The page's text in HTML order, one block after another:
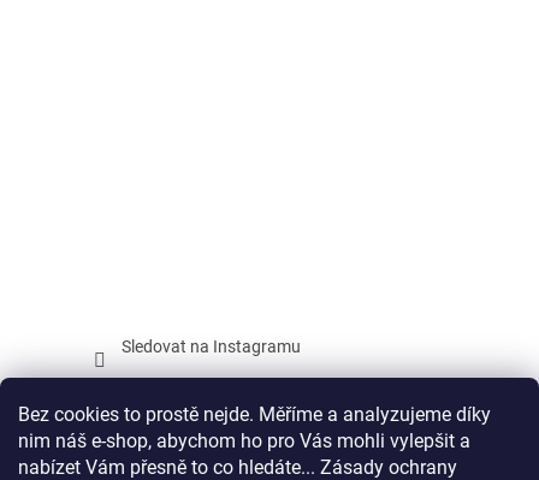
Bez cookies to prostě nejde. Měříme a analyzujeme díky
nim náš e-shop, abychom ho pro Vás mohli vylepšit a
nabízet Vám přesně to co hledáte... Zásady ochrany
Sledovat na Instagramu
Facebook